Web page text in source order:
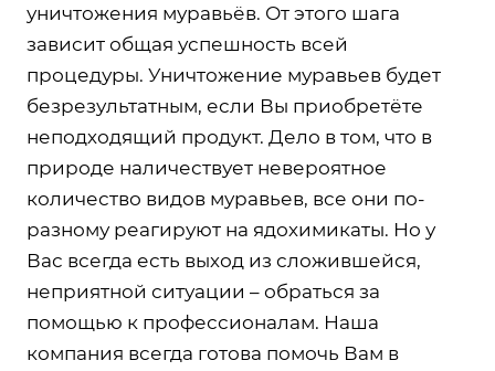
уничтожения муравьёв. От этого шага
зависит общая успешность всей
процедуры. Уничтожение муравьев будет
безрезультатным, если Вы приобретёте
неподходящий продукт. Дело в том, что в
природе наличествует невероятное
количество видов муравьев, все они по-
разному реагируют на ядохимикаты. Но у
Вас всегда есть выход из сложившейся,
неприятной ситуации – обраться за
помощью к профессионалам. Наша
компания всегда готова помочь Вам в